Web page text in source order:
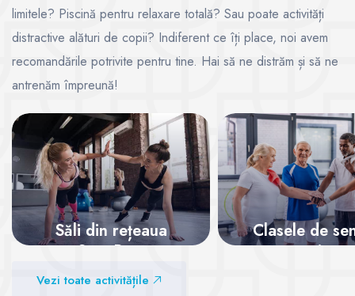
limitele? Piscină pentru relaxare totală? Sau poate activități
distractive alături de copii? Indiferent ce îți place, noi avem
recomandările potrivite pentru tine. Hai să ne distrăm și să ne
antrenăm împreună!
Săli din rețeaua
SanoPass
Clasele de
pentru o viață
Vezi toate activitățile